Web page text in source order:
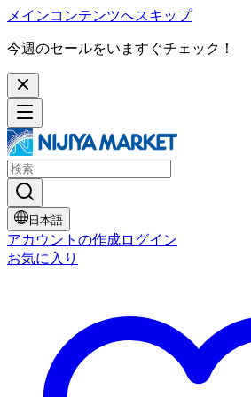
メインコンテンツへスキップ
今週のセールをいますぐチェック！
日本語
アカウントの作成ログイン
お気に入り